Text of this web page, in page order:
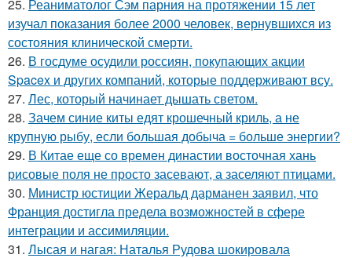
25. Реаниматолог Сэм парния на протяжении 15 лет
изучал показания более 2000 человек, вернувшихся из
состояния клинической смерти.
26. В госдуме осудили россиян, покупающих акции
Spacex и других компаний, которые поддерживают всу.
27. Лес, который начинает дышать светом.
28. Зачем синие киты едят крошечный криль, а не
крупную рыбу, если большая добыча = больше энергии?
29. В Китае еще со времен династии восточная хань
рисовые поля не просто засевают, а заселяют птицами.
30. Министр юстиции Жеральд дарманен заявил, что
Франция достигла предела возможностей в сфере
интеграции и ассимиляции.
31. Лысая и нагая: Наталья Рудова шокировала